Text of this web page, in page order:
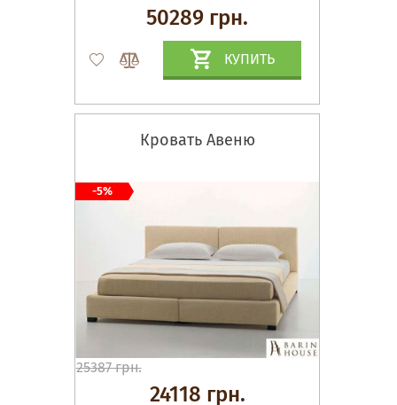
50289 грн.
КУПИТЬ
Кровать Авеню
25387 грн.
24118 грн.
-5%